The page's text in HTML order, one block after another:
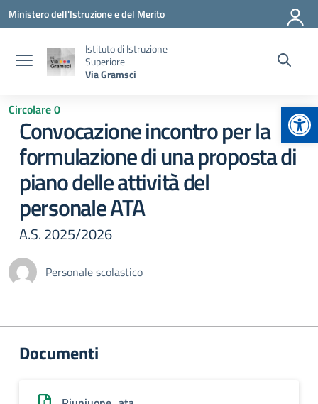
Vai ai contenuti
Vai al menu di navigazione
Vai al footer
Ministero dell'Istruzione e del Merito
Istituto di Istruzione
Superiore
Via Gramsci
Circolare 0
Convocazione incontro per la
formulazione di una proposta di
piano delle attività del
personale ATA
A.S. 2025/2026
Personale scolastico
Documenti